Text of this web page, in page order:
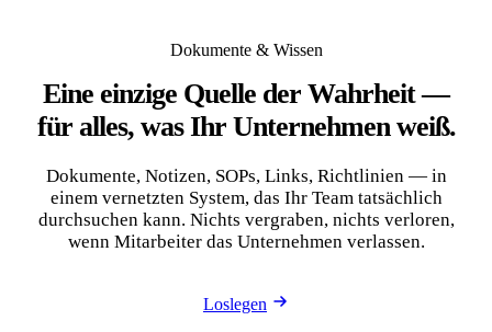
Dokumente & Wissen
Eine einzige Quelle der Wahrheit —
für alles, was Ihr Unternehmen weiß.
Dokumente, Notizen, SOPs, Links, Richtlinien — in
einem vernetzten System, das Ihr Team tatsächlich
durchsuchen kann. Nichts vergraben, nichts verloren,
wenn Mitarbeiter das Unternehmen verlassen.
Loslegen